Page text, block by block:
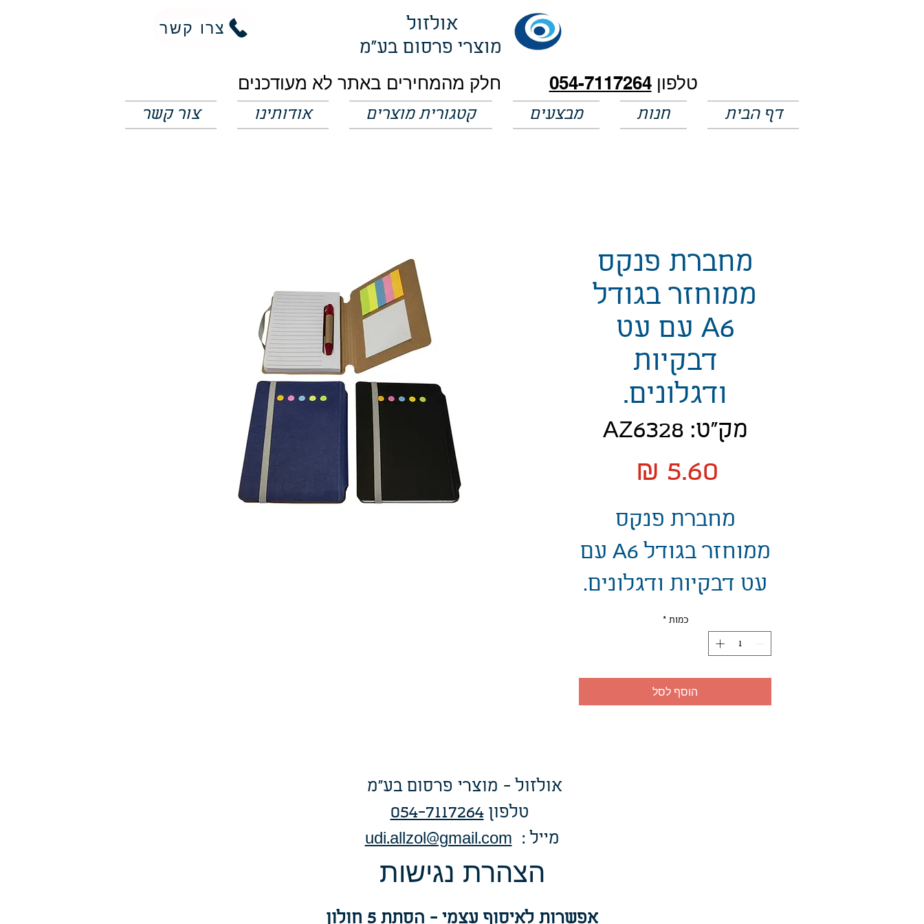
צרו קשר
אולזול
מוצרי פרסום בע"מ
טלפון054-7117264
דף הבית חנות מבצעים קטגורית מוצרים אודותינו צור קשר
מחברת פנקס
ממוחזר בגודל
A6 עם עט
דבקיות
ודגלונים.
מק"ט: AZ6328
מחברת פנקס
ממוחזר בגודל A6 עם
עט דבקיות ודגלונים.
כמות *
הוסף לסל
אולזול - מוצרי פרסום בע"מ
טלפון054-7117264
udi.allzol@gmail.com
: מייל
הצהרת נגישות
אפשרות לאיסוף עצמי - הסתת 5 חולון